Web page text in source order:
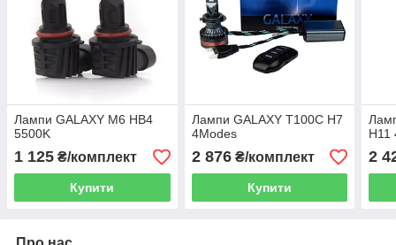
Лампи GALAXY M6 HB4
5500K
1 125 ₴/комплект
Купити
Лампи GALAXY T100С H7
4Modes
2 876₴/комплект
Купити
H11
2